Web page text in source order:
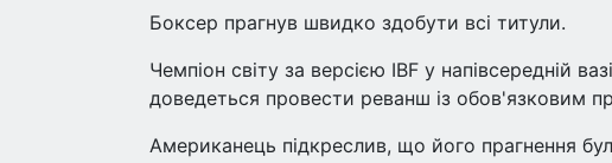
Боксер прагнув швидко здобути всі титули.
Чемпіон світу за версією IBF у напівсередній
доведеться провести реванш із обов'язковим
Американець підкреслив, що його прагнення